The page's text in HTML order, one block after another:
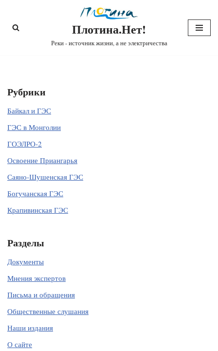
Перейти
Плотина.Нет!
Реки - источник жизни, а не электричества
Рубрики
Байкал и ГЭС
ГЭС в Монголии
ГОЭЛРО-2
Освоение Приангарья
Саяно-Шушенская ГЭС
Богучанская ГЭС
Крапивинская ГЭС
Разделы
Документы
Мнения экспертов
Письма и обращения
Общественные слушания
Наши издания
О сайте